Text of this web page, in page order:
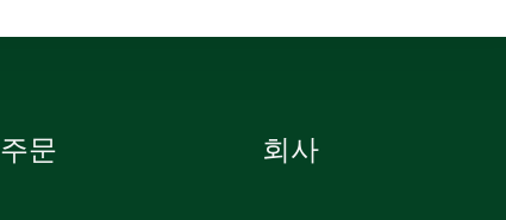
주문 회사